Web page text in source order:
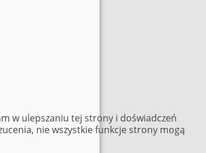
w ulepszaniu tej strony i doświadczeń
nie wszystkie funkcje strony mogą